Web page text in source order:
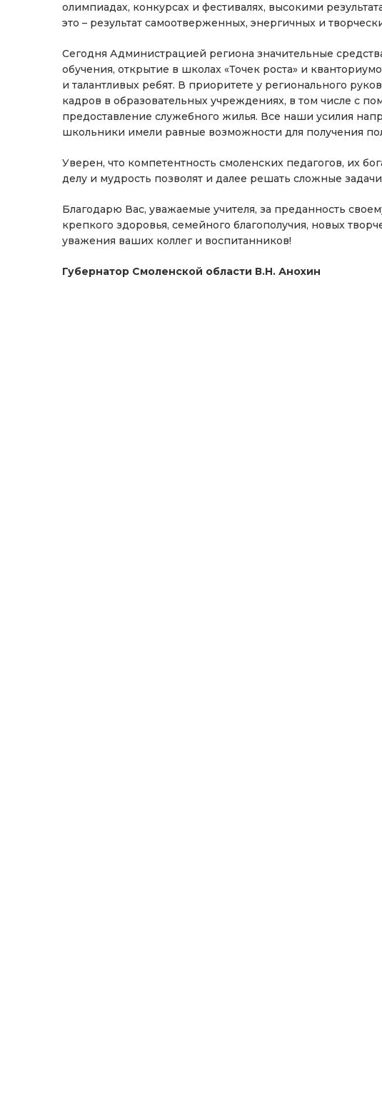
олимпиадах, конкурсах и фестивалях, высокими
это – результат самоотверженных, энергичных и
Сегодня Администрацией региона значительные
обучения, открытие в школах «Точек роста» и
и талантливых ребят. В приоритете у регионального
кадров в образовательных учреждениях, в том числе с
предоставление служебного жилья. Все наши усилия
школьники имели равные возможности для получения
Уверен, что компетентность смоленских педагогов, их
делу и мудрость позволят и далее решать сложные
Благодарю Вас, уважаемые учителя, за преданность
крепкого здоровья, семейного благополучия, новых
уважения ваших коллег и воспитанников!
Губернатор Смоленской области В.Н. Анохин